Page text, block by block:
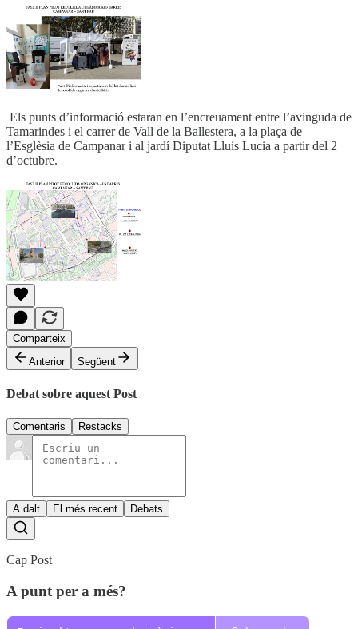
Els punts d’informació estaran en l’encreuament entre l’avinguda de
Tamarindes i el carrer de Vall de la Ballestera, a la plaça de
l’Esglèsia de Campanar i al jardí Diputat Lluís Lucia a partir del 2
d’octubre.
Comparteix
Anterior
Següent
Debat sobre aquest Post
Comentaris Restacks
A dalt El més recent Debats
Cap Post
A punt per a més?